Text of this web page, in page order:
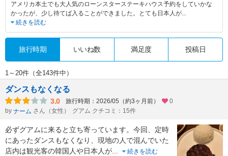
アメリカ本土でも大人気のローンスターステーキハウス予約をしていかな
かったが、少し待てば入ることができました。とても日本人が...
続きを読む
旅行時期 いいね数 満足度 投稿日
1～20件（全143件中）
ダンスもなくなる
3.0 旅行時期：2026/05（約3ヶ月前）
0
by ナーム さん（女性） グアム クチコミ：15件
必ずグアムに来ると立ち寄っています。今回、定時
にあったダンスもなくなり、現地の人で混んでいた
店内は観光客の韓国人や日本人が
続きを読む